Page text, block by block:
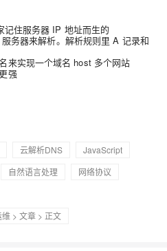
住服务器 IP 地址而生的
务器来解析。解析规则里 A 记录和
来实现一个域名 host 多个网站
强
云解析DNS
JavaScript
自然语言处理
网络协议
维 > 文章 > 正文